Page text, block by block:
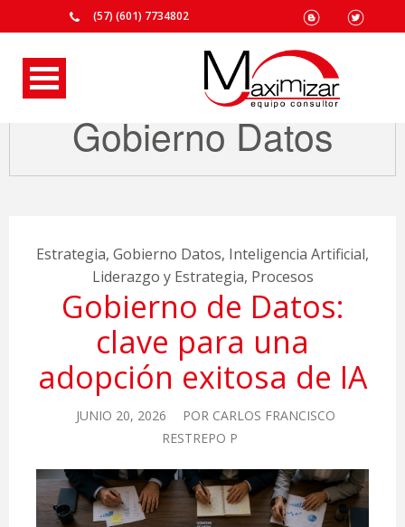
(57) (601) 7734802
Gobierno Datos
Estrategia, Gobierno Datos, Inteligencia Artificial,
Liderazgo y Estrategia, Procesos
Gobierno de Datos:
clave para una
adopción exitosa de IA
JUNIO 20, 2026 POR CARLOS FRANCISCO
RESTREPO P